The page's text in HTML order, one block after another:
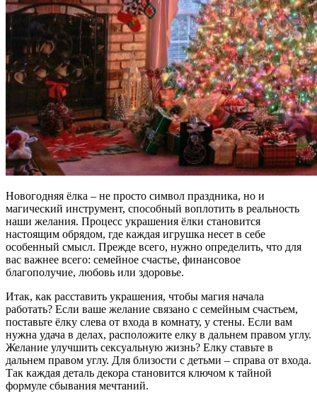
Новогодняя ёлка – не просто символ праздника, но и
магический инструмент, способный воплотить в реальность
наши желания. Процесс украшения ёлки становится
настоящим обрядом, где каждая игрушка несет в себе
особенный смысл. Прежде всего, нужно определить, что для
вас важнее всего: семейное счастье, финансовое
благополучие, любовь или здоровье.
Итак, как расставить украшения, чтобы магия начала
работать? Если ваше желание связано с семейным счастьем,
поставьте ёлку слева от входа в комнату, у стены. Если вам
нужна удача в делах, расположите елку в дальнем правом углу.
Желание улучшить сексуальную жизнь? Елку ставьте в
дальнем правом углу. Для близости с детьми – справа от входа.
Так каждая деталь декора становится ключом к тайной
формуле сбывания мечтаний.